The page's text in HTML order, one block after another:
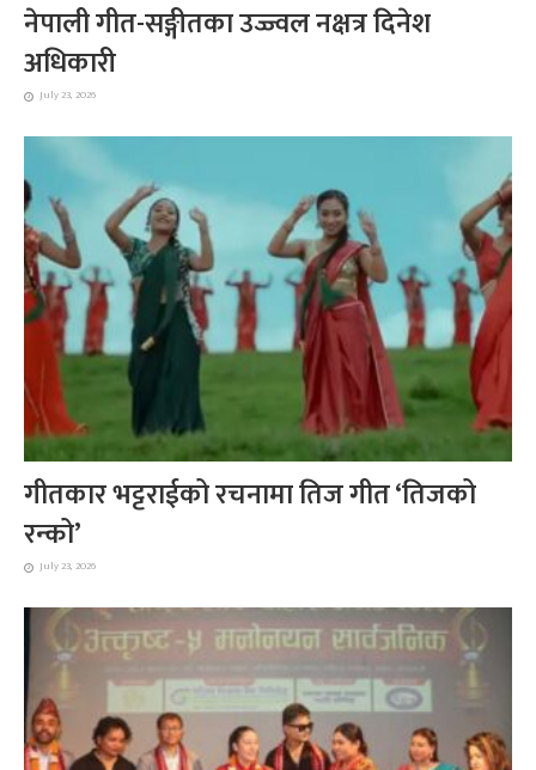
नेपाली गीत-सङ्गीतका उज्ज्वल नक्षत्र दिनेश
अधिकारी
July 23, 2026
गीतकार भट्टराईको रचनामा तिज गीत ‘तिजको
रन्को’
July 23, 2026